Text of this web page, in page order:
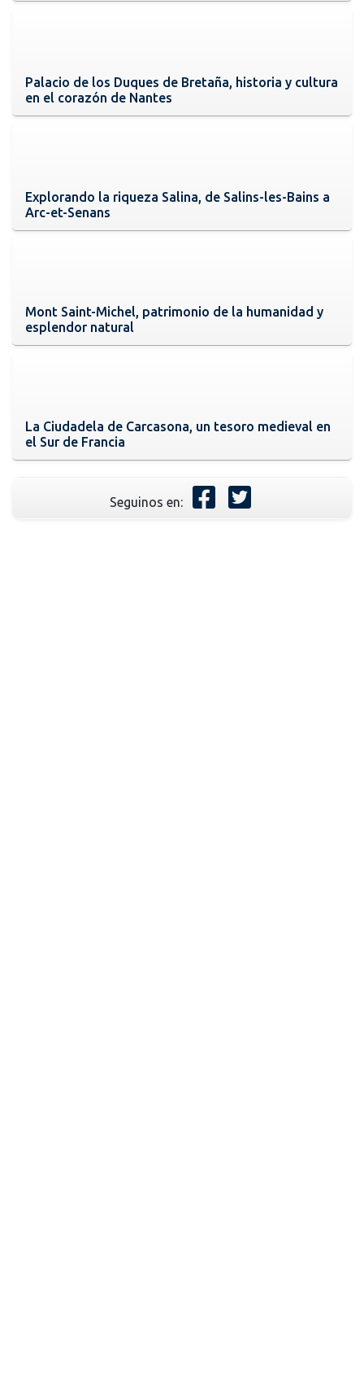
Palacio de los Duques de Bretaña, historia y cultura
en el corazón de Nantes
Explorando la riqueza Salina, de Salins-les-Bains a
Arc-et-Senans
Mont Saint-Michel, patrimonio de la humanidad y
esplendor natural
La Ciudadela de Carcasona, un tesoro medieval en
el Sur de Francia
Seguinos en: